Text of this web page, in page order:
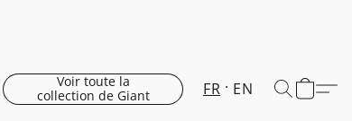
Voir toute la
collection de Giant
FR EN